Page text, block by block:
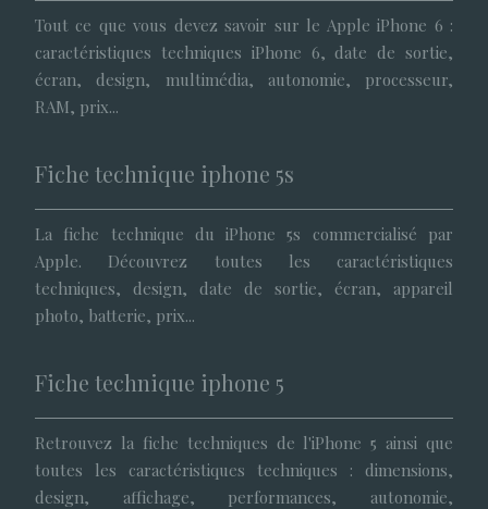
Tout ce que vous devez savoir sur le Apple iPhone 6 :
caractéristiques techniques iPhone 6, date de sortie,
écran, design, multimédia, autonomie, processeur,
RAM, prix...
Fiche technique iphone 5s
La fiche technique du iPhone 5s commercialisé par
Apple. Découvrez toutes les caractéristiques
techniques, design, date de sortie, écran, appareil
photo, batterie, prix...
Fiche technique iphone 5
Retrouvez la fiche techniques de l'iPhone 5 ainsi que
toutes les caractéristiques techniques : dimensions,
design, affichage, performances, autonomie,